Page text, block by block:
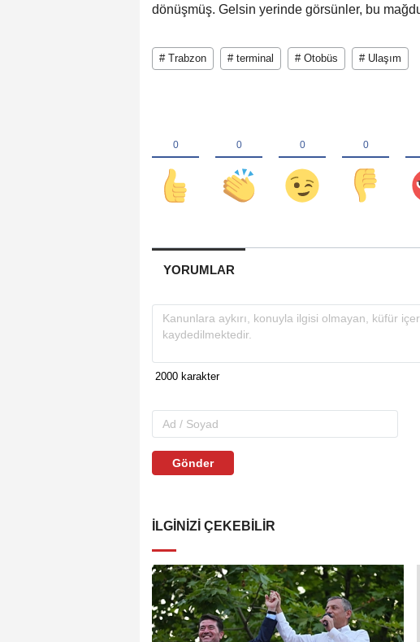
dönüşmüş. Gelsin yerinde görsünler, bu
# Trabzon # terminal # Otobüs # Ulaşım
YORUMLAR
Gönder
İLGINIZI ÇEKEBILIR